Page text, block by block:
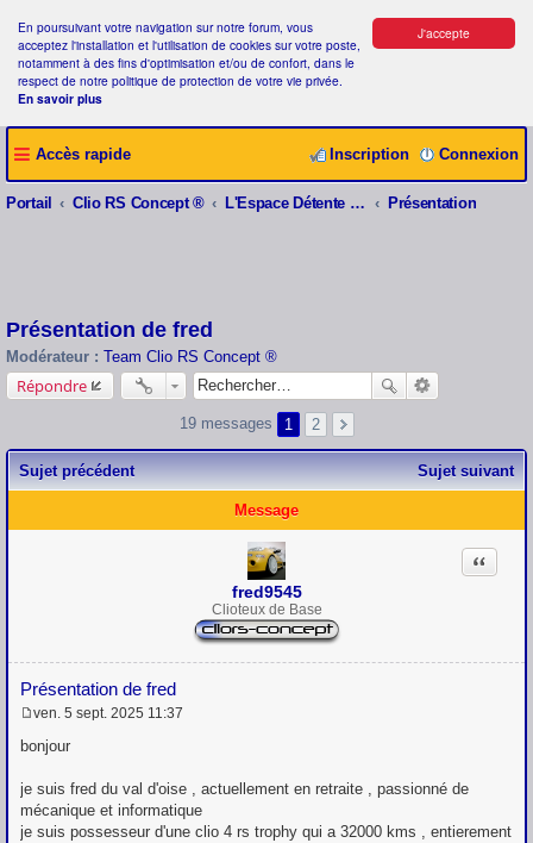
J'accepte
En poursuivant votre navigation sur notre forum, vous
acceptez l'installation et l'utilisation de cookies sur votre poste,
notamment à des fins d'optimisation et/ou de confort, dans le
respect de notre politique de protection de votre vie privée.
En savoir plus
Accès rapide Connexion
Inscription
Portail Clio RS Concept ® L'Espace Détente Clio RS Concept ® Présentation
Présentation de fred
Modérateur : Team Clio RS Concept ®
Répondre
19 messages 1 2
Sujet précédent Sujet suivant
Message
fred9545
Clioteux de Base
Présentation de fred
Citation
e
a
g
e
ven. 5 sept. 2025 11:37
bonjour
je suis fred du val d'oise , actuellement en retraite , passionné de
mécanique et informatique
je suis possesseur d'une clio 4 rs trophy qui a 32000 kms , entierement